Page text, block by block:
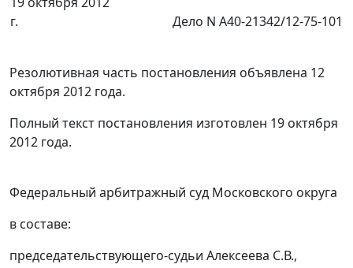
г.
Дело N А40-21342/12-75-101
Резолютивная часть постановления объявлена 12
октября 2012 года.
Полный текст постановления изготовлен 19 октября
2012 года.
Федеральный арбитражный суд Московского округа
в составе:
председательствующего-судьи Алексеева С.В.,